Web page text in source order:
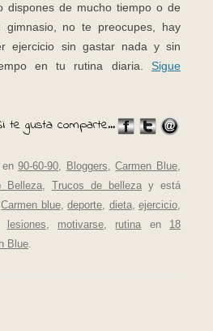
dispones de mucho tiempo o de
no te preocupes, hay
ejercicio sin gastar nada y sin
en tu rutina diaria. Sigue
te gusta comparte...
en90-60-90 Bloggers ,Carmen Blue
Belleza Trucos de belleza y está
Carmen blue,deporte dieta,ejercicio
lesiones motivarse rutina en 18
Blue